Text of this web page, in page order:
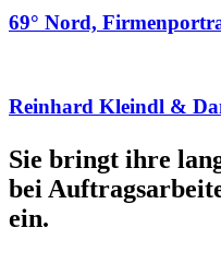
69° Nord,
Reinhard Kleindl &
Sie bringt ihre
bei
ein.